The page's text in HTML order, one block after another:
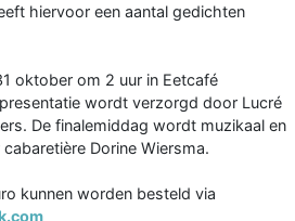
hiervoor een aantal gedichten
oktober om 2 uur in Eetcafé
wordt verzorgd door Lucré
De finalemiddag wordt muzikaal en
Dorine Wiersma.
kunnen worden besteld via